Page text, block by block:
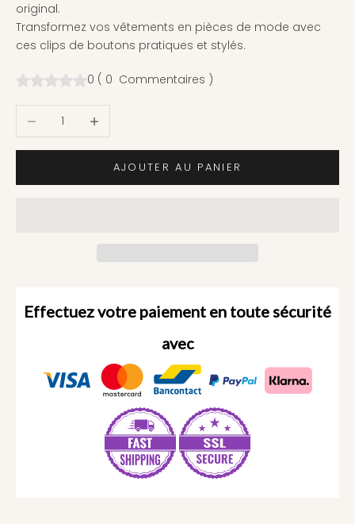
original.
Transformez vos vêtements en pièces de mode avec
ces clips de boutons pratiques et stylés.
0 ( 0 Commentaires )
Diminuer la quantitéAugmenter la quantité
AJOUTER AU PANIER
Effectuez votre paiement en toute sécurité
avec